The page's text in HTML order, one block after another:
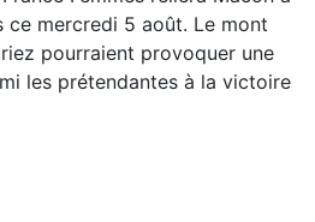
ce mercredi 5 août. Le mont
pourraient provoquer une
les prétendantes à la victoire